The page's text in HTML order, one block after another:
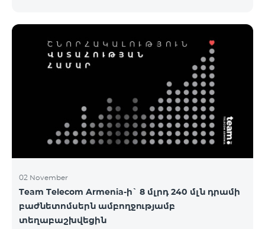
contact the service center.
02 November
Team Telecom Armenia-ի` 8 մլրդ 240 մլն դրամի
բաժնետոմսերն ամբողջությամբ
տեղաբաշխվեցին